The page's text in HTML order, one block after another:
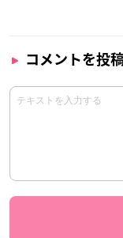
コメントを投